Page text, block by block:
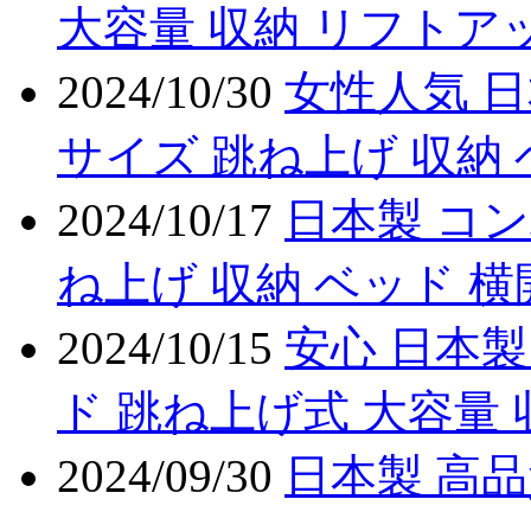
大容量 収納 リフトア
2024/10/30 女性人気
サイズ 跳ね上げ 収納
2024/10/17 日本製 コ
ね上げ 収納 ベッド
2024/10/15 安心 日本
ド 跳ね上げ式 大容量
2024/09/30 日本製 高